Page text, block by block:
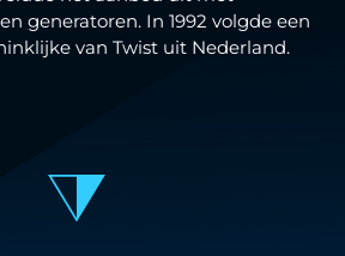
generatoren. In 1992 volgde een
van Twist uit Nederland.